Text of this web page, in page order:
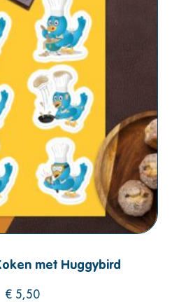
met Huggybird
€ 5,50